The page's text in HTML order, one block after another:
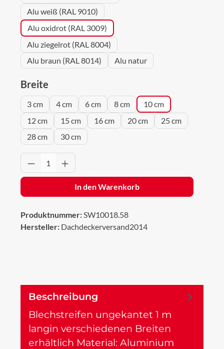
Alu weiß (RAL 9010)
Alu oxidrot (RAL 3009)
Alu ziegelrot (RAL 8004)
Alu braun (RAL 8014)
Alu natur
Breite
3 cm 4 cm 6 cm 8 cm
10 cm
12 cm
15 cm 16 cm 20 cm
25 cm
28 cm
30 cm
Produkt Anzahl: Gib den gewünschten
In den Warenkorb
Produktnummer:SW10018.58
Hersteller: Dachdeckerversand2014
Beschreibung
Blechstreifen ungekantet 1 m
langin verschiedenen Breiten
erhältlich Material: Aluminium